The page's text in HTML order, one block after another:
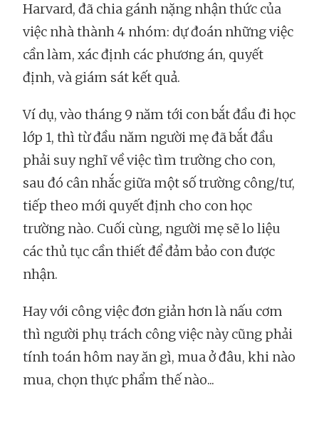
Harvard, đã chia gánh nặng nhận thức của
việc nhà thành 4 nhóm: dự đoán những việc
cần làm, xác định các phương án, quyết
định, và giám sát kết quả.
Ví dụ, vào tháng 9 năm tới con bắt đầu đi học
lớp 1, thì từ đầu năm người mẹ đã bắt đầu
phải suy nghĩ về việc tìm trường cho con,
sau đó cân nhắc giữa một số trường công/tư,
tiếp theo mới quyết định cho con học
trường nào. Cuối cùng, người mẹ sẽ lo liệu
các thủ tục cần thiết để đảm bảo con được
nhận.
Hay với công việc đơn giản hơn là nấu cơm
thì người phụ trách công việc này cũng phải
tính toán hôm nay ăn gì, mua ở đâu, khi nào
mua, chọn thực phẩm thế nào...